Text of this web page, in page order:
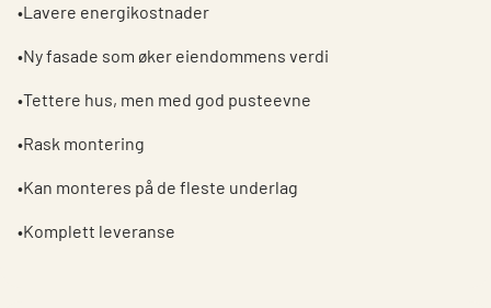
•Lavere energikostnader
•Ny fasade som øker eiendommens verdi
•Tettere hus, men med god pusteevne
•Rask montering
•Kan monteres på de fleste underlag
•Komplett leveranse